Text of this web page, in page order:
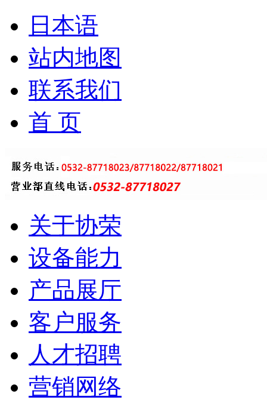
日本语
站内地图
联系我们
首 页
关于协荣
设备能力
产品展厅
客户服务
人才招聘
营销网络